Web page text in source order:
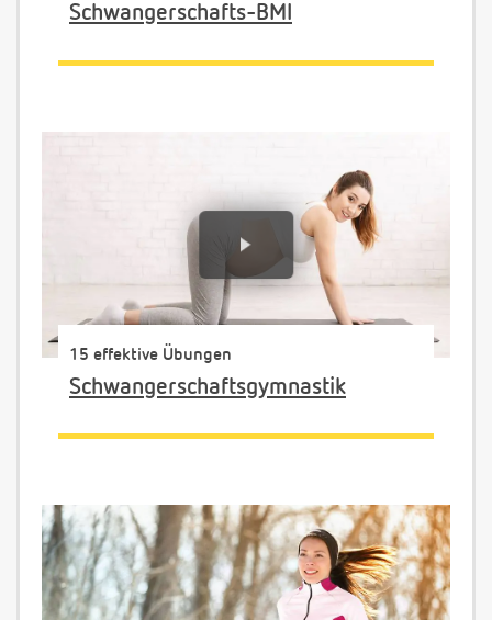
Schwangerschafts-BMI
15 effektive Übungen
Schwangerschaftsgymnastik